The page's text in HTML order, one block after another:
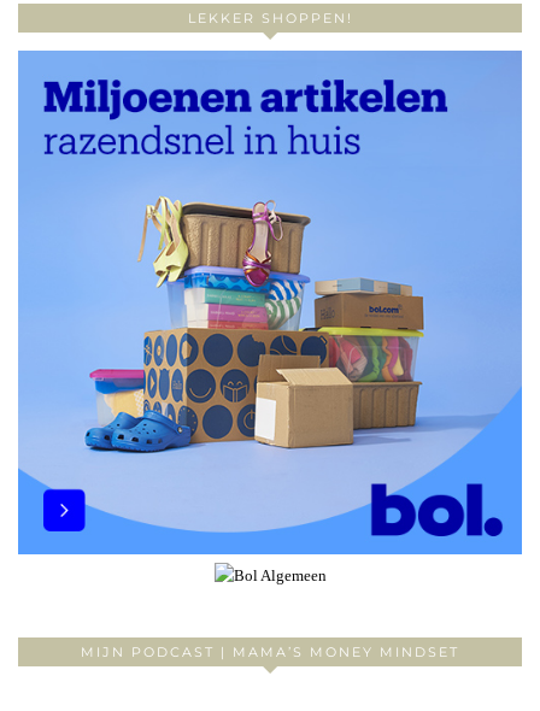
LEKKER SHOPPEN!
MIJN PODCAST | MAMA’S MONEY MINDSET